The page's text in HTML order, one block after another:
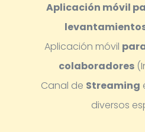
Aplicación móvil
Aplicación móvil
colaboradores
Canal de Streaming
diversos